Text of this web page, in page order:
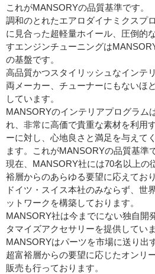
これがMANSORYの品質基準です。
調和のとれたエアロダイナミクスプ
に見合った超軽量ホイール、圧倒的
すエンジンチューニングは
の基盤です。
高品質かつスタイリッシュなインテ
両メーカー、チューナーにもないほ
しています。
MANSORYのインテリアプログラム
れ、非常に高価で貴重な素材を利用
ーに対し、心地良さと満足を与えて
ます。これがMANSORYの品質基準
現在、MANSORY社には70名以上の
裕層からのあらゆる要望に応えており
ドイツ・スイス本社のみならず、世
ットワークを構築しております。
MANSORY社は今までにない独自開
タマイズアクセサリーを提供していま
MANSORYはパーツを市場に送り出
超富裕層からの要望に応じたオンリ
販売も行っております。